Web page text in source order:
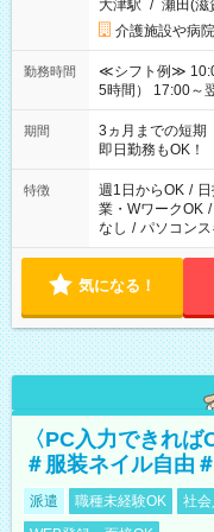
大津駅 / 瀬田(滋
介護施設や病
勤務時間
≪シフト例≫
5時間） 17:00～翌
働く時間は調整
期間
3ヵ月までの短
即日勤務もOK！
特徴 週1日からOK /
業・WワークOK /
なし / パソコン
気になる！
〈PC入力できれ
＃服装ネイル自由
派遣 職種未経験OK 社